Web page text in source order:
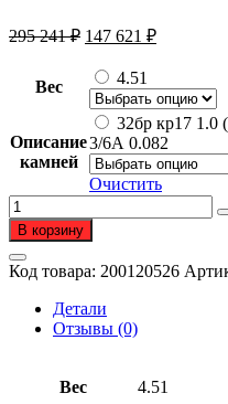
295 241₽ Первоначальная
составляла
295
241 ₽.
147 621 ₽Текущая
621 ₽.
Вес 4.51
Описание
камней
32бр кр17 1.0
3/6А 0.082
Очистить
Количество
товара
Серьги
подвесные
из
золота
пробы
бриллиантом
В корзину
Код товара: 200120526
Детали
Отзывы (0)
Вес 4.51